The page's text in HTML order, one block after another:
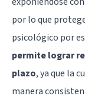
por lo que
psicológico por
permite lograr
plazo, ya que la
manera